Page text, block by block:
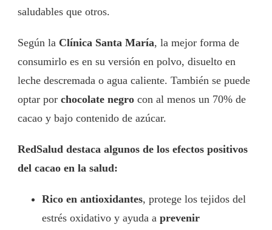
saludables que otros.
Según la Clínica Santa María, la mejor forma de
consumirlo es en su versión en polvo, disuelto en
leche descremada o agua caliente. También se puede
optar por chocolate negro con al menos un 70% de
cacao y bajo contenido de azúcar.
RedSalud destaca algunos de los efectos positivos
del cacao en la salud:
Rico en antioxidantes, protege los tejidos del
estrés oxidativo y ayuda a prevenir